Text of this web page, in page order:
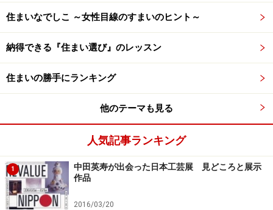
住まいなでしこ ～女性目線のすまいのヒント～
納得できる『住まい選び』のレッスン
住まいの勝手にランキング
他のテーマも見る
人気記事ランキング
1
中田英寿が出会った日本工芸展 見どころと展示
作品
2016/03/20